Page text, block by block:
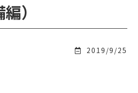
）
2019/9/25